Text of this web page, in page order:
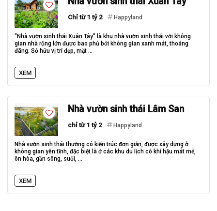
Chỉ từ 1 tỷ 2 Happyland
"Nhà vườn sinh thái Xuân Tây" là khu nhà vườn sinh thái với không
gian nhà rộng lớn được bao phủ bởi không gian xanh mát, thoáng
đãng. Sở hữu vị trí đẹp, mặt ...
XEM
Nhà vườn sinh thái Lâm San
chỉ từ 1 tỷ 2 Happyland
Nhà vườn sinh thái thường có kiến trúc đơn giản, được xây dựng ở
không gian yên tĩnh, đặc biệt là ở các khu du lịch có khí hậu mát mẻ,
ôn hòa, gần sông, suối, ...
XEM